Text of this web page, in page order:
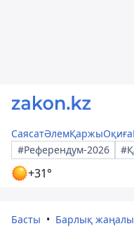
СаясатӘлемҚаржыОқиға
#Референдум-2026
+31°
Басты Барлық